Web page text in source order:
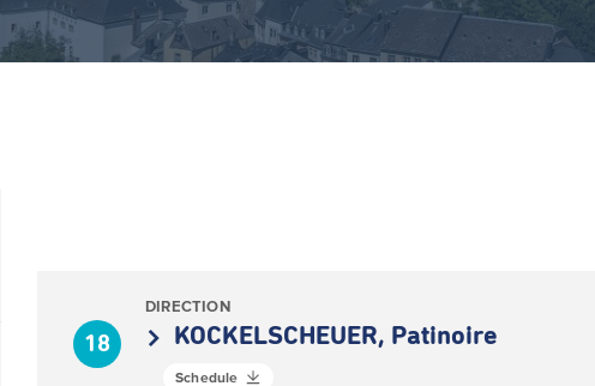
18
DIRECTION
KOCKELSCHEUER, Patinoire
Schedule